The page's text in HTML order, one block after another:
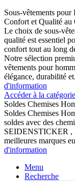
Sous-vêtements pour
Confort et Qualité au
Le choix de sous-
qualité est essentiel
confort tout au long
Notre sélection
vêtements pour
élégance, durabilité
d'information
Accéder à la
Soldes Chemises
Soldes Chemises
soldes avec des
SEIDENSTICKER
meilleures marques
d'information
Menu
Recherche